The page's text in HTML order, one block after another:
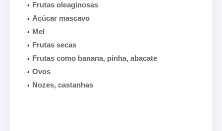
Frutas oleaginosas
Açúcar mascavo
Mel
Frutas secas
Frutas como banana, pinha, abacate
Ovos
Nozes, castanhas